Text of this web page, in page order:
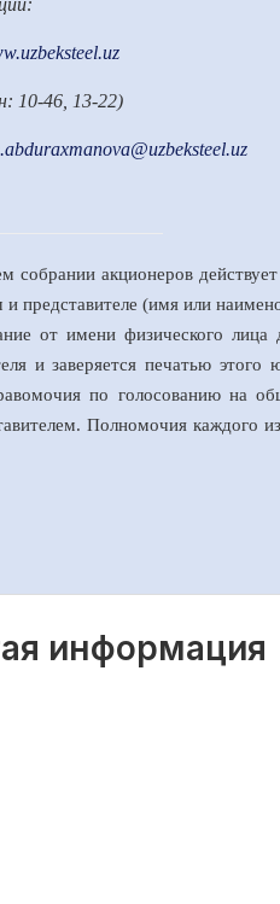
10-46, 13-22)
@uzbeksteel.uz
собрании акционеров
представителе (имя или
от имени физического
и заверяется печатью
по голосованию на
Полномочия
информация